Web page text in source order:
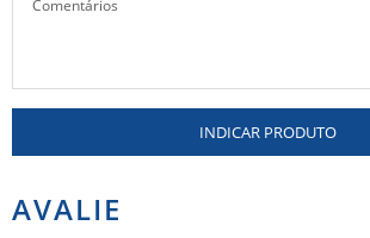
INDICAR PRODUTO
AVALIE